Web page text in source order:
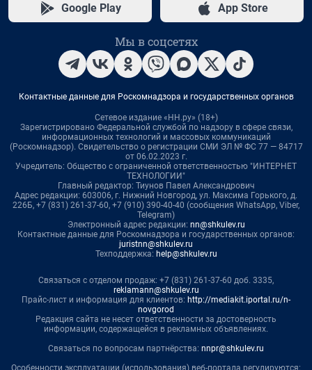
Google Play App Store
Мы в соцсетях
Контактные данные для Роскомнадзора и государственных органов
Сетевое издание «НН.ру» (18+)
Зарегистрировано Федеральной службой по надзору в сфере связи,
информационных технологий и массовых коммуникаций
(Роскомнадзор). Свидетельство о регистрации СМИ ЭЛ № ФС 77 — 84717
от 06.02.2023 г.
Учредитель: Общество с ограниченной ответственностью "ИНТЕРНЕТ
ТЕХНОЛОГИИ"
Главный редактор: Тиунов Павел Александрович
Адрес редакции: 603006, г. Нижний Новгород, ул. Максима Горького, д.
226Б, +7 (831) 261-37-60, +7 (910) 390-40-40 (сообщения WhatsApp, Viber,
Telegram)
Электронный адрес редакции: nn@shkulev.ru
Контактные данные для Роскомнадзора и государственных органов:
juristnn@shkulev.ru
Техподдержка: help@shkulev.ru
Связаться с отделом продаж: +7 (831) 261-37-60 доб. 3335,
reklamann@shkulev.ru
Прайс-лист и информация для клиентов: http://mediakit.iportal.ru/n-
novgorod
Редакция сайта не несет ответственности за достоверность
информации, содержащейся в рекламных объявлениях.
Связаться по вопросам партнёрства: nnpr@shkulev.ru
Особенности эксплуатации (использования) веб-портала регулируются: